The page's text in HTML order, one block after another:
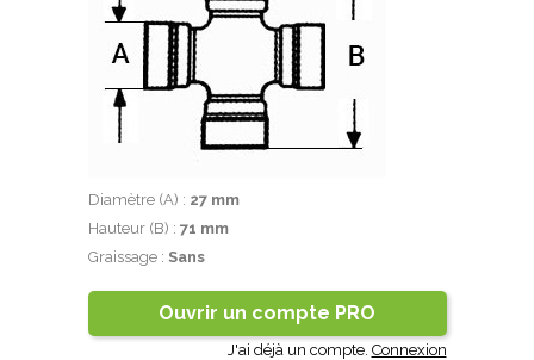
Diamètre (A) : 27 mm
Hauteur (B) : 71 mm
Graissage : Sans
Ouvrir un compte PRO
J'ai déjà un compte. Connexion